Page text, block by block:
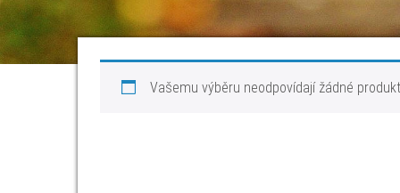
Vašemu výběru neodpovídají žádné